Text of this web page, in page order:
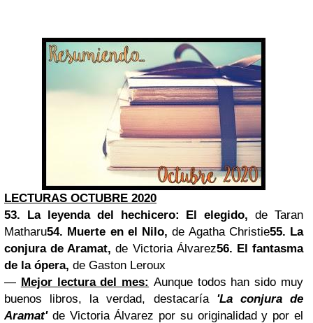
LECTURAS OCTUBRE 2020
53. La leyenda del hechicero: El elegido,de Taran
Matharu54. Muerte en el Nilo,de Agatha Christie55. La
conjura de Aramat, de Victoria Álvarez56. El fantasma
de la ópera, de Gaston Leroux
— Mejor lectura del mes: Aunque todos han sido muy
buenos libros, la verdad, destacaría'La conjura de
Aramat'de Victoria Álvarez por su originalidad y por el